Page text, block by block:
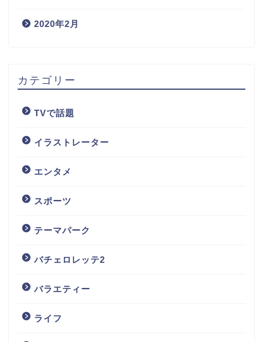
2020年2月
カテゴリー
TVで話題
イラストレーター
エンタメ
スポーツ
テーマパーク
バチェロレッテ2
バラエティー
ライフ